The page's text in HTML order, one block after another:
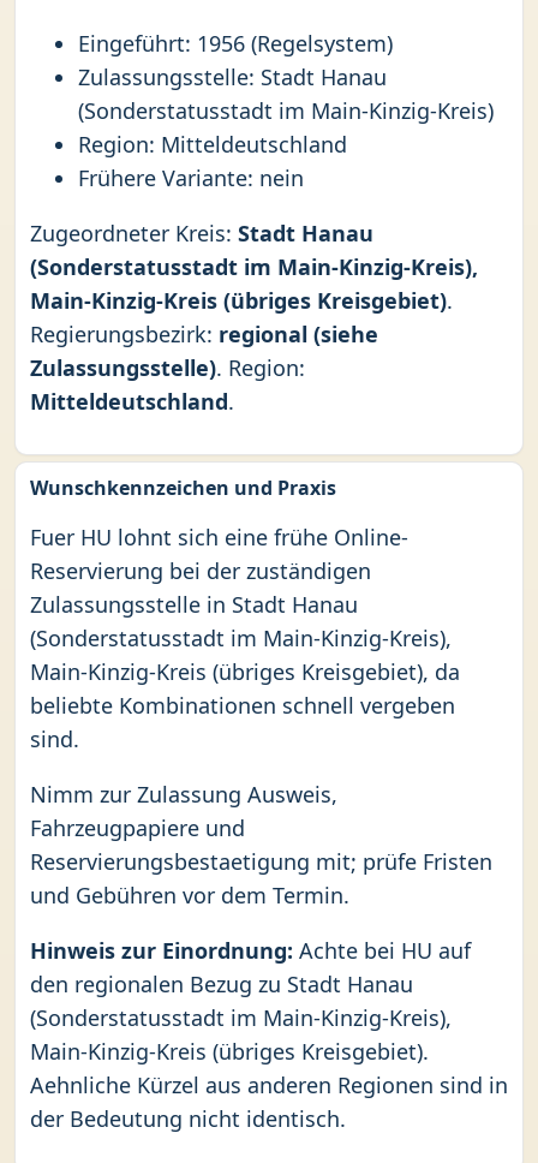
Eingeführt: 1956 (Regelsystem)
Zulassungsstelle: Stadt Hanau
(Sonderstatusstadt im Main-Kinzig-Kreis)
Region: Mitteldeutschland
Frühere Variante: nein
Zugeordneter Kreis: Stadt Hanau
(Sonderstatusstadt im Main-Kinzig-Kreis),
Main-Kinzig-Kreis (übriges Kreisgebiet).
Regierungsbezirk: regional (siehe
Zulassungsstelle). Region:
Mitteldeutschland.
Wunschkennzeichen und Praxis
Fuer HU lohnt sich eine frühe Online-
Reservierung bei der zuständigen
Zulassungsstelle in Stadt Hanau
(Sonderstatusstadt im Main-Kinzig-Kreis),
Main-Kinzig-Kreis (übriges Kreisgebiet), da
beliebte Kombinationen schnell vergeben
sind.
Nimm zur Zulassung Ausweis,
Fahrzeugpapiere und
Reservierungsbestaetigung mit; prüfe Fristen
und Gebühren vor dem Termin.
Hinweis zur Einordnung: Achte bei HU auf
den regionalen Bezug zu Stadt Hanau
(Sonderstatusstadt im Main-Kinzig-Kreis),
Main-Kinzig-Kreis (übriges Kreisgebiet).
Aehnliche Kürzel aus anderen Regionen sind in
der Bedeutung nicht identisch.